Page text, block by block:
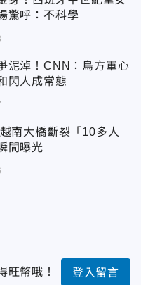
驚呼：不科學
泥淖！CNN：烏方軍心
閃人成常態
南大橋斷裂「10多人
間曝光
旺幣哦！ 登入留言